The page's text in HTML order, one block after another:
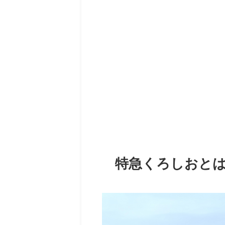
特急くろしおと